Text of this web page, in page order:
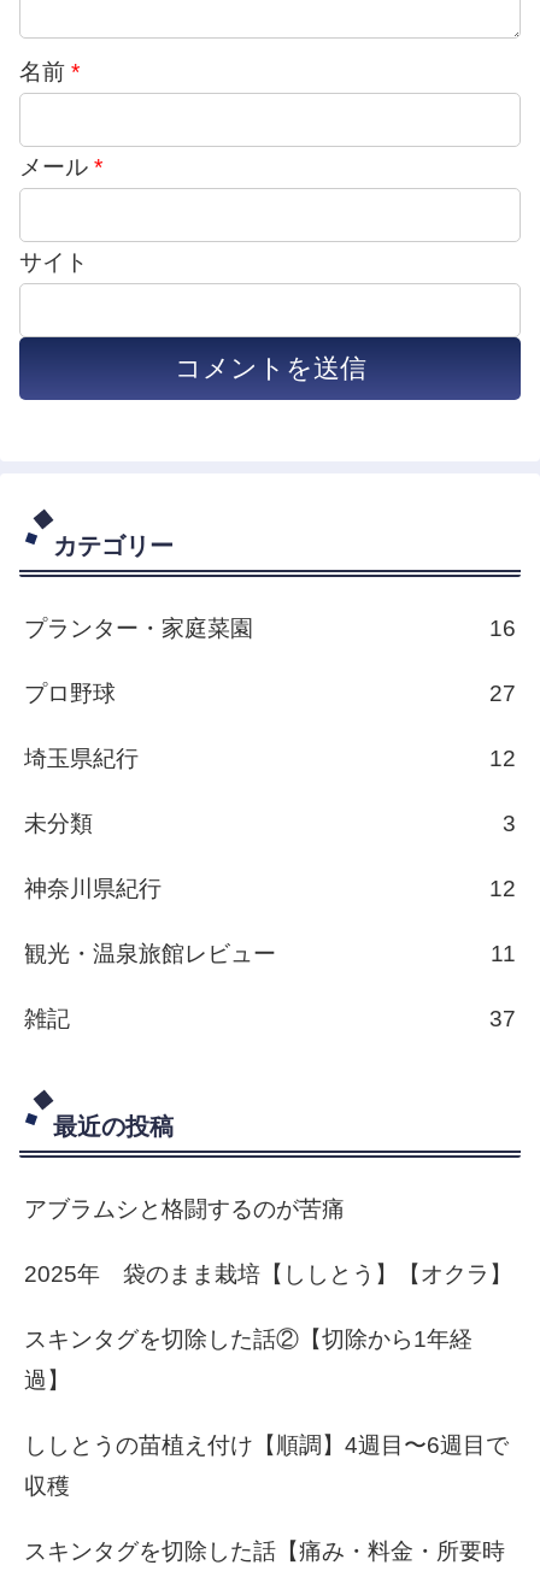
名前 *
メール *
サイト
カテゴリー
プランター・家庭菜園 16
プロ野球 27
埼玉県紀行 12
未分類 3
神奈川県紀行 12
観光・温泉旅館レビュー 11
雑記 37
最近の投稿
アブラムシと格闘するのが苦痛
2025年 袋のまま栽培【ししとう】【オクラ】
スキンタグを切除した話②【切除から1年経
過】
ししとうの苗植え付け【順調】4週目〜6週目で
収穫
スキンタグを切除した話【痛み・料金・所要時